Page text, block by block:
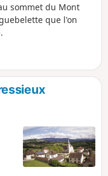
sommet du Mont
que l'on